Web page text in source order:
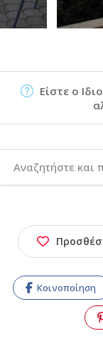
Είστε ο
Κοινοποίηση